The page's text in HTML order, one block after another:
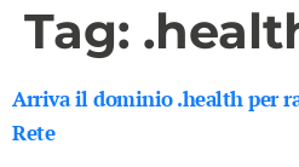
Tag:
Arriva il dominio .health per
Rete